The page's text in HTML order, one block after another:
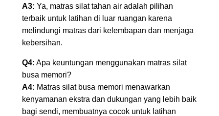
A3: Ya, matras silat tahan air adalah pilihan
terbaik untuk latihan di luar ruangan karena
melindungi matras dari kelembapan dan menjaga
kebersihan.
Q4: Apa keuntungan menggunakan matras silat
busa memori?
A4: Matras silat busa memori menawarkan
kenyamanan ekstra dan dukungan yang lebih baik
bagi sendi, membuatnya cocok untuk latihan